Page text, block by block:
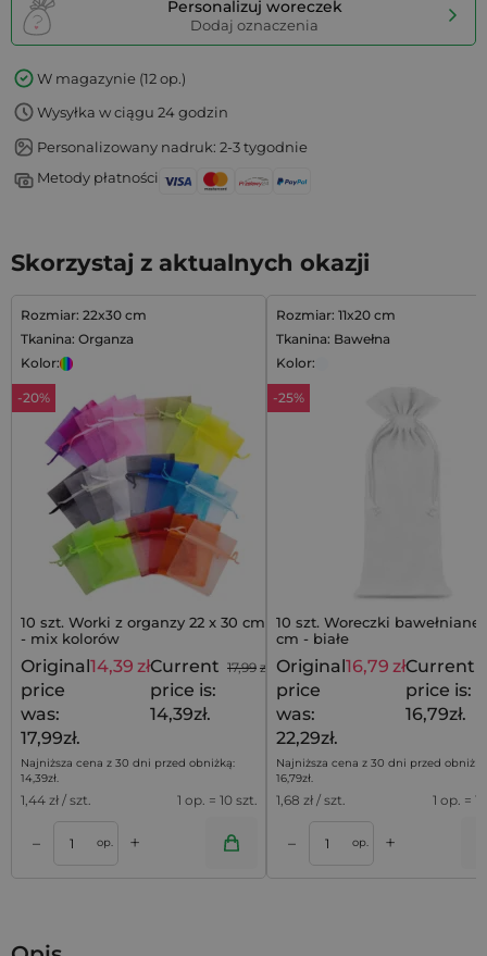
Personalizuj woreczek
Dodaj oznaczenia
W magazynie (12 op.)
Wysyłka w ciągu 24 godzin
Personalizowany nadruk: 2-3 tygodnie
Metody płatności
Skorzystaj z aktualnych okazji
Rozmiar: 22x30 cm
Tkanina: Organza
Kolor:
-20%
10 szt. Worki z organzy 22 x 30 cm
- mix kolorów
17,99 zł
Original
price
was:
17,99zł.
14,39 złCurrent
price is:
14,39zł.
Najniższa cena z 30 dni przed obniżką:
14,39zł.
1,44 zł / szt. 1 op. = 10 szt.
– op. +
Rozmiar: 11x20 cm
Tkanina: Bawełna
Kolor:
-25%
10 szt. Woreczki bawełniane
cm - białe
Original
price
was:
22,29zł.
16,79 złCurrent
price is:
16,79zł.
Najniższa cena z 30 dni przed
16,79zł.
1,68 zł / szt. 1 op. =
– op. +
Dodaj do koszyka